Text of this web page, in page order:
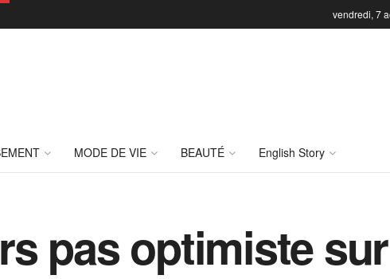
vendredi, 7
MODE DE VIE BEAUTÉ English Story
pas optimiste